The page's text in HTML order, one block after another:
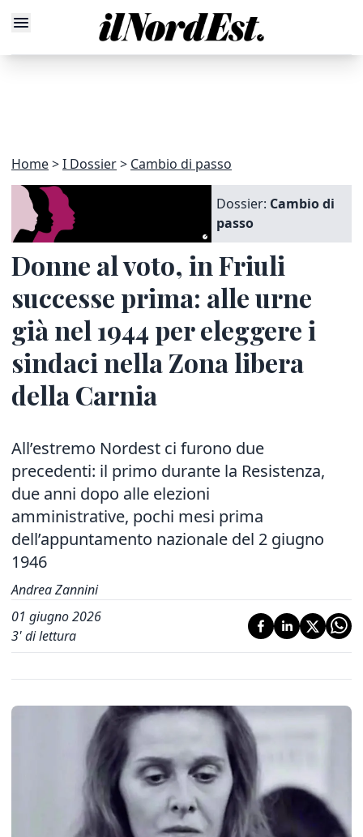
Home I Dossier Cambio di passo
Dossier: Cambio di
passo
Donne al voto, in Friuli
successe prima: alle urne
già nel 1944 per eleggere i
sindaci nella Zona libera
della Carnia
All’estremo Nordest ci furono due
precedenti: il primo durante la Resistenza,
due anni dopo alle elezioni
amministrative, pochi mesi prima
dell’appuntamento nazionale del 2 giugno
1946
Andrea Zannini
01 giugno 2026
3' di lettura